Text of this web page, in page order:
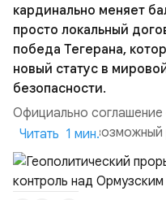
кардинально меняет
просто локальный
победа Тегерана,
новый статус в
безопасности.
Официально
пункты — это
скорее всего будут
тезисы и последствия
доли контроля (75 на
Читать 1 мин.